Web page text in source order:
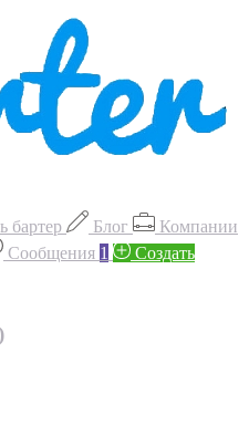
бартер Блог
Компании
Сообщения 1
Создать